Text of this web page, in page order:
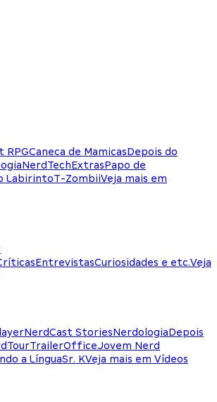
RPGCaneca de MamicasDepois do
NerdTechExtrasPapo de
LabirintoT-ZombiiVeja mais em
EntrevistasCuriosidades e etc.Veja
NerdCast StoriesNerdologiaDepois
TrailerOfficeJovem Nerd
a LínguaSr. KVeja mais em Vídeos